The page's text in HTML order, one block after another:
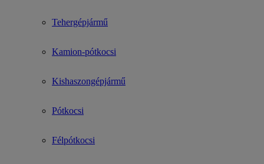
Tehergépjármű
Kamion-pótkocsi
Kishaszongépjármű
Pótkocsi
Félpótkocsi